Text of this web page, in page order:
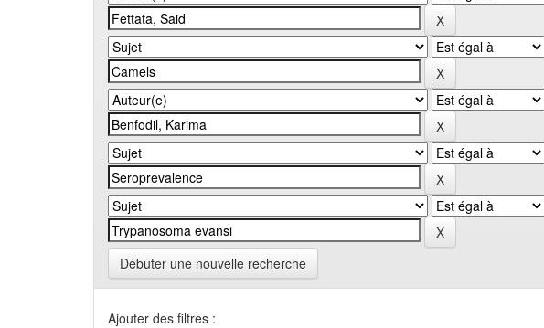
Débuter une nouvelle recherche
Ajouter des filtres :